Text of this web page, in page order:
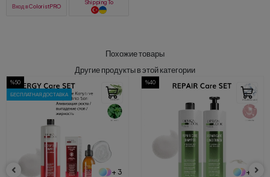
Вход в ColoristPRO
Shipping To
Похожие товары
Другие продукты в этой категории
%50
БЕСПЛАТНАЯ ДОСТАВКА
+ 3
%40
+ 4